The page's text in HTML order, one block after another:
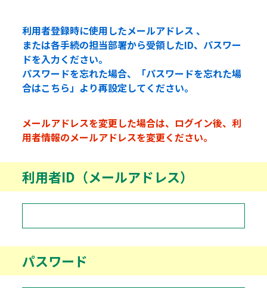
利用者登録時に使用したメールアドレス 、
または各手続の担当部署から受領したID、パスワー
ドを入力ください。
パスワードを忘れた場合、「パスワードを忘れた場
合はこちら」より再設定してください。
メールアドレスを変更した場合は、ログイン後、利
用者情報のメールアドレスを変更ください。
利用者ID（メールアドレス）
パスワード